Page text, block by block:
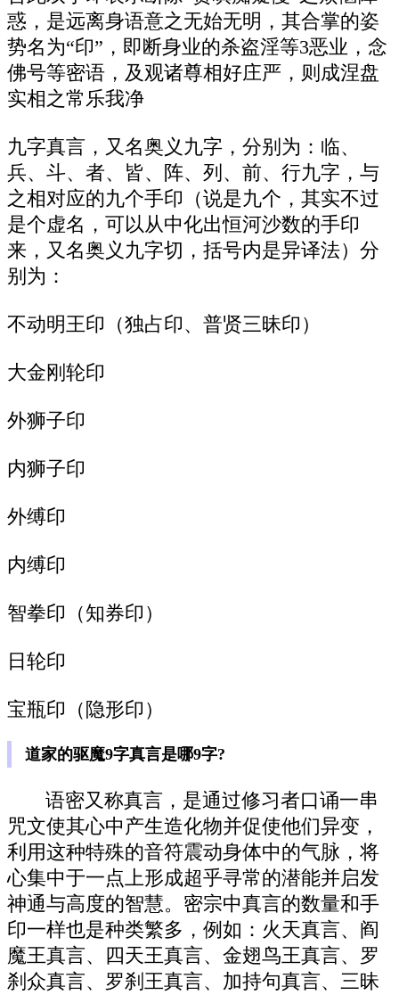
惑，是远离身语意之无始无明，其合掌的姿
势名为“印”，即断身业的杀盗淫等3恶业，念
佛号等密语，及观诸尊相好庄严，则成涅盘
实相之常乐我净
九字真言，又名奥义九字，分别为：临、
兵、斗、者、皆、阵、列、前、行九字，与
之相对应的九个手印（说是九个，其实不过
是个虚名，可以从中化出恒河沙数的手印
来，又名奥义九字切，括号内是异译法）分
别为：
不动明王印（独占印、普贤三昧印）
大金刚轮印
外狮子印
内狮子印
外缚印
内缚印
智拳印（知券印）
日轮印
宝瓶印（隐形印）
道家的驱魔9字真言是哪9字?
语密又称真言，是通过修习者口诵一串
咒文使其心中产生造化物并促使他们异变，
利用这种特殊的音符震动身体中的气脉，将
心集中于一点上形成超乎寻常的潜能并启发
神通与高度的智慧。密宗中真言的数量和手
印一样也是种类繁多，例如：火天真言、阎
魔王真言、四天王真言、金翅鸟王真言、罗
刹众真言、罗刹王真言、加持句真言、三昧